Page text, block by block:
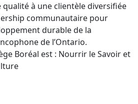
qualité à une clientèle diversifiée
communautaire pour
durable de la
de l’Ontario.
Boréal est : Nourrir le Savoir et